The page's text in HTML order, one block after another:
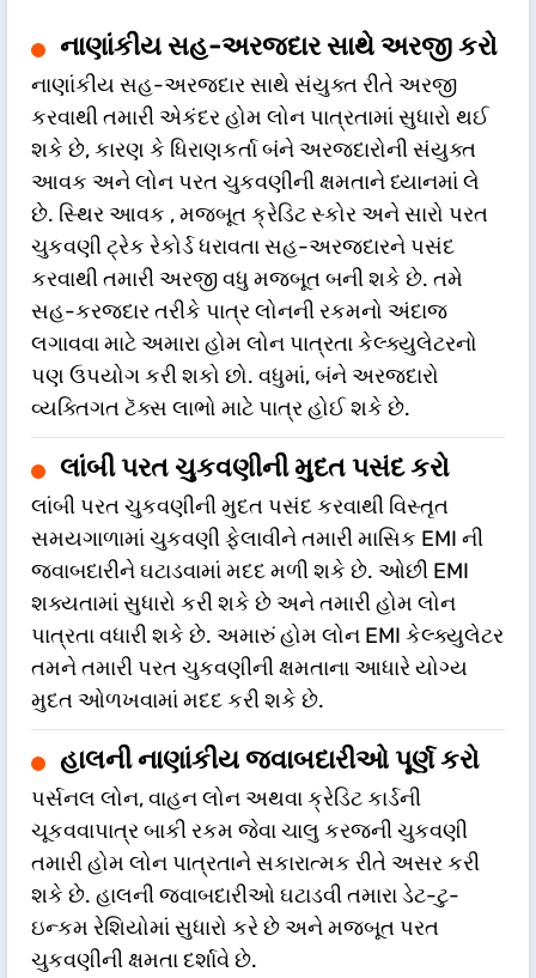
નાણાંકીય સહ-અરજદાર સાથે અરજી કરો
નાણાંકીય સહ-અરજદાર સાથે સંયુક્ત રીતે અરજી
કરવાથી તમારી એકંદર હોમ લોન પાત્રતામાં સુધારો થઈ
શકે છે, કારણ કે ધિરાણકર્તા બંને અરજદારોની સંયુક્ત
આવક અને લોન પરત ચુકવણીની ક્ષમતાને ધ્યાનમાં લે
છે. સ્થિર આવક , મજબૂત ક્રેડિટ સ્કોર અને સારો પરત
ચુકવણી ટ્રેક રેકોર્ડ ધરાવતા સહ-અરજદારને પસંદ
કરવાથી તમારી અરજી વધુ મજબૂત બની શકે છે. તમે
સહ-કરજદાર તરીકે પાત્ર લોનની રકમનો અંદાજ
લગાવવા માટે અમારા હોમ લોન પાત્રતા કેલ્ક્યુલેટરનો
પણ ઉપયોગ કરી શકો છો. વધુમાં, બંને અરજદારો
વ્યક્તિગત ટૅક્સ લાભો માટે પાત્ર હોઈ શકે છે.
લાંબી પરત ચુકવણીની મુદત પસંદ કરો
લાંબી પરત ચુકવણીની મુદત પસંદ કરવાથી વિસ્તૃત
સમયગાળામાં ચુકવણી ફેલાવીને તમારી માસિક EMI ની
જવાબદારીને ઘટાડવામાં મદદ મળી શકે છે. ઓછી EMI
શક્યતામાં સુધારો કરી શકે છે અને તમારી હોમ લોન
પાત્રતા વધારી શકે છે. અમારું હોમ લોન EMI કેલ્ક્યુલેટર
તમને તમારી પરત ચુકવણીની ક્ષમતાના આધારે યોગ્ય
મુદત ઓળખવામાં મદદ કરી શકે છે.
હાલની નાણાંકીય જવાબદારીઓ પૂર્ણ કરો
પર્સનલ લોન, વાહન લોન અથવા ક્રેડિટ કાર્ડની
ચૂકવવાપાત્ર બાકી રકમ જેવા ચાલુ કરજની ચુકવણી
તમારી હોમ લોન પાત્રતાને સકારાત્મક રીતે અસર કરી
શકે છે. હાલની જવાબદારીઓ ઘટાડવી તમારા ડેટ-ટુ-
ઇન્કમ રેશિયોમાં સુધારો કરે છે અને મજબૂત પરત
ચુકવણીની ક્ષમતા દર્શાવે છે.